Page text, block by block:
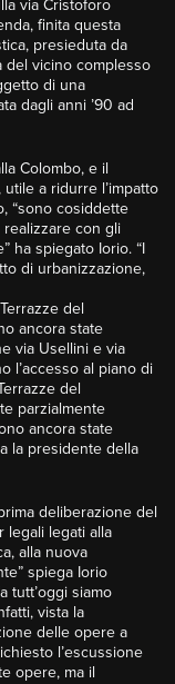
via Cristoforo
finita questa
presieduta da
del vicino complesso
di una
dagli anni ’90 ad
Colombo, e il
a ridurre l’impatto
“sono cosiddette
realizzare con gli
ha spiegato Iorio. “I
di urbanizzazione,
del
ancora state
via Usellini e via
l’accesso al piano di
del
parzialmente
ancora state
la presidente della
deliberazione del
legali legati alla
alla nuova
spiega Iorio
tutt’oggi siamo
vista la
delle opere a
l’escussione
opere, ma il